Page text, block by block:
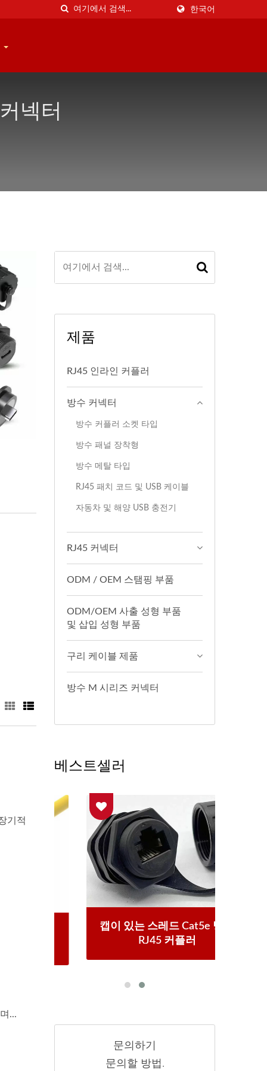
한국어
넥터
기적
...
제품
RJ45 인라인 커플러
방수 커넥터
방수 커플러 소켓 타입
방수 패널 장착형
방수 메탈 타입
RJ45 패치 코드 및 USB 케이블
자동차 및 해양 USB 충전기
RJ45 커넥터
ODM / OEM 스탬핑 부품
ODM/OEM 사출 성형 부품
및 삽입 성형 부품
구리 케이블 제품
방수 M 시리즈 커넥터
베스트셀러
캡이 있는 스레드 Cat5e 방수
RJ45 커플러
문의하기
문의할 방법.